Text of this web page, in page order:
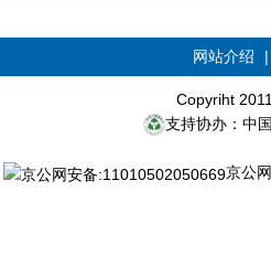
网站介绍
Copyriht
支持协办：中
京公